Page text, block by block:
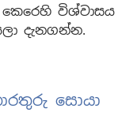
කෙරෙහි විශ්වාසය
දැනගන්න.
සොයා